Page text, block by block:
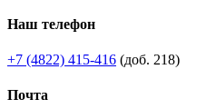
Наш телефон
+7 (4822) 415-416 (доб. 218)
Почта